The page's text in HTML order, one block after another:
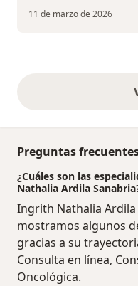
11 de marzo de 2026
Preguntas
¿Cuáles son las
Nathalia Ardila
Ingrith Nathalia Ardila
mostramos algunos
gracias a su
Consulta en línea,
Oncológica.